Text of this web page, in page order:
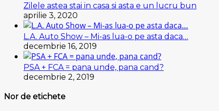
Zilele astea stai in casa si asta e un lucru bun
aprilie 3, 2020
L.A. Auto Show – Mi-as lua-o pe asta daca…
decembrie 16, 2019
PSA + FCA = pana unde, pana cand?
decembrie 2, 2019
Nor de etichete